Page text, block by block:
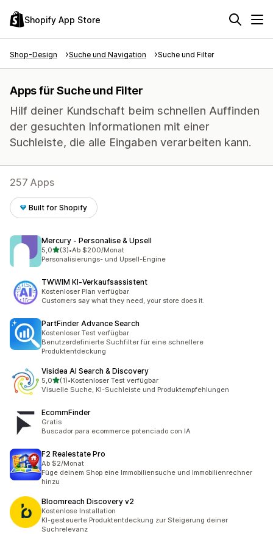
Shopify App Store
Shop-Design Suche und Navigation Suche und Filter
Apps für Suche und Filter
Hilf deiner Kundschaft beim schnellen Auffinden
der gesuchten Informationen mit einer
Suchleiste, die alle Eingaben verarbeiten kann.
257 Apps
Built for Shopify
Mercury ‑ Personalise & Upsell
5,0von 5 Sternen
(3)
3 Rezensionen insgesamt
•Ab $200/Monat
Personalisierungs- und Upsell-Engine
TWWIM KI‑Verkaufsassistent
Kostenloser Plan verfügbar
Customers say what they need, your store does it.
PartFinder Advance Search
Kostenloser Test verfügbar
Benutzerdefinierte Suchfilter für eine schnellere
Produktentdeckung
Visidea AI Search & Discovery
5,0von 5 Sternen
(1)
1 Rezensionen insgesamt
•Kostenloser Test verfügbar
Visuelle Suche, KI-Suchleiste und Produktempfehlungen
EcommFinder
Gratis
Buscador para ecommerce potenciado con IA
F2 Realestate Pro
Ab $2/Monat
Füge deinem Shop eine Immobiliensuche und Immobilienrechner
hinzu
Bloomreach Discovery v2
Kostenlose Installation
KI-gesteuerte Produktentdeckung zur Steigerung deiner
Suchrelevanz